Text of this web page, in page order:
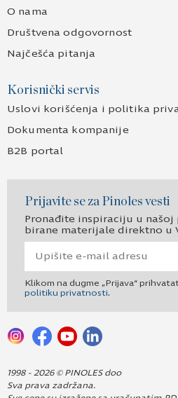
O nama
Društvena odgovornost
Najčešća pitanja
Korisnički servis
Uslovi korišćenja i politika
Dokumenta kompanije
B2B portal
Prijavite se za Pinoles vesti
Pronađite inspiraciju u
birane materijale direktno u
Klikom na dugme „Prijava“
politiku privatnosti.
1998 - 2026 © PINOLES doo
Sva prava zadržana.